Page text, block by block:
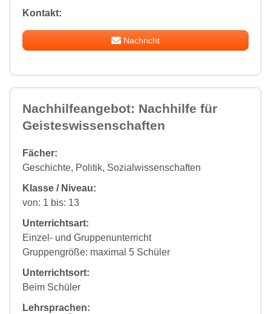
Kontakt:
Nachricht
Nachhilfeangebot: Nachhilfe für
Geisteswissenschaften
Fächer:
Geschichte, Politik, Sozialwissenschaften
Klasse / Niveau:
von: 1 bis: 13
Unterrichtsart:
Einzel- und Gruppenunterricht
Gruppengröße: maximal 5 Schüler
Unterrichtsort:
Beim Schüler
Lehrsprachen: